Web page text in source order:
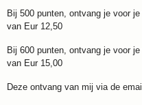
Bij 500 punten, ontvang je voor
van Eur 12,50
Bij 600 punten, ontvang je voor
van Eur 15,00
Deze ontvang van mij via de